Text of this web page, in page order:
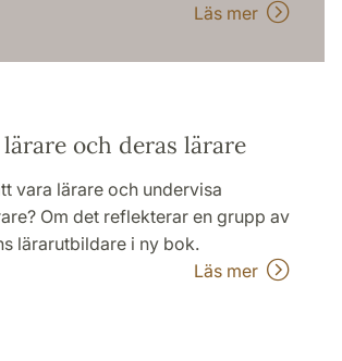
Läs mer
och deras lärare
vara lärare och undervisa
Om det reflekterar en grupp av
lärarutbildare i ny bok.
Läs mer